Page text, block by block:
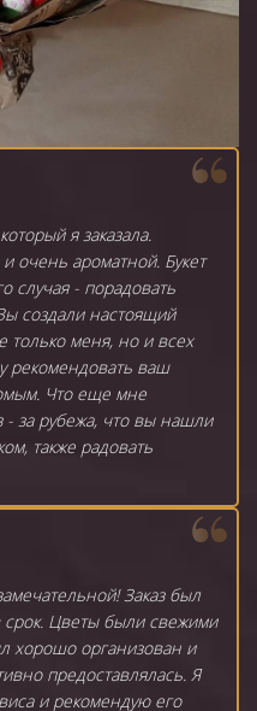
я заказала.
очень ароматной. Букет
случая - порадовать
создали настоящий
только меня, но и всех
рекомендовать ваш
Что еще мне
- за рубежа, что вы нашли
также радовать
Заказ был
срок. Цветы были свежими
хорошо организован и
предоставлялась. Я
и рекомендую его